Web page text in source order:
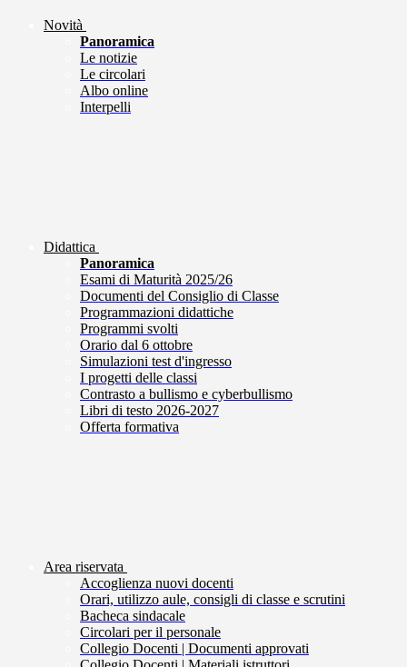
Novità
Panoramica
Le notizie
Le circolari
Albo online
Interpelli
Didattica
Panoramica
Esami di Maturità 2025/26
Documenti del Consiglio di Classe
Programmazioni didattiche
Programmi svolti
Orario dal 6 ottobre
Simulazioni test d'ingresso
I progetti delle classi
Contrasto a bullismo e cyberbullismo
Libri di testo 2026-2027
Offerta formativa
Area riservata
Accoglienza nuovi docenti
Orari, utilizzo aule, consigli di classe e scrutini
Bacheca sindacale
Circolari per il personale
Collegio Docenti | Documenti approvati